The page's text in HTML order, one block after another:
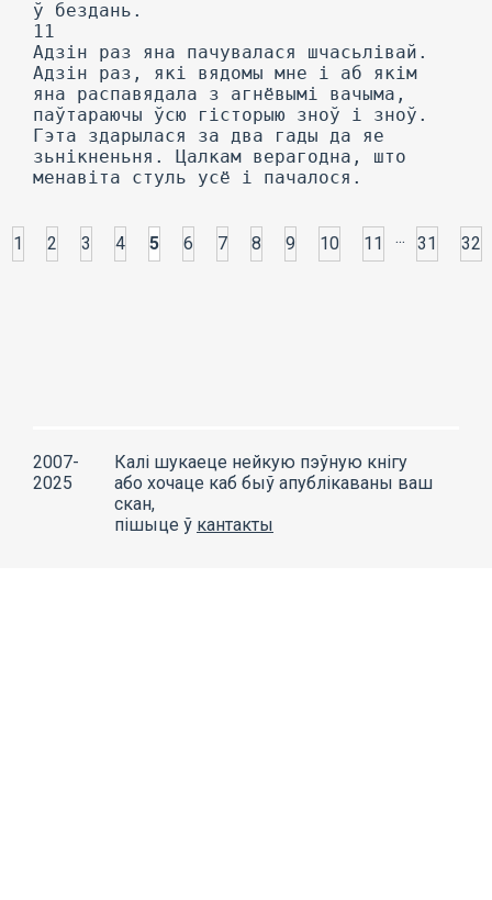
ў бездань.
11
Адзін раз яна пачувалася шчасьлівай.
Адзін раз, які вядомы мне і аб якім
яна распавядала з агнёвымі вачыма,
паўтараючы ўсю гісторыю зноў і зноў.
Гэта здарылася за два гады да яе
зьнікненьня. Цалкам верагодна, што
менавіта стуль усё і пачалося.
1 2 3 4 5 6 7 8 9 10 11 ... 31 32
2007-
2025
Калі шукаеце нейкую пэўную кнігу
або хочаце каб быў апублікаваны ваш
скан,
пішыце ў кантакты